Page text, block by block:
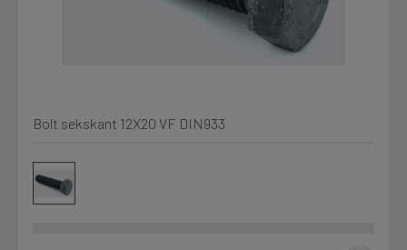
Kjemi, vindsperre og branntetting
Prislister
Firmainformasjon
Bolt sekskant 12X20 VF DIN933